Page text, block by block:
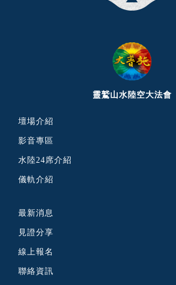
靈鷲山水陸空大法會
壇場介紹
影音專區
水陸24席介紹
儀軌介紹
最新消息
見證分享
線上報名
聯絡資訊